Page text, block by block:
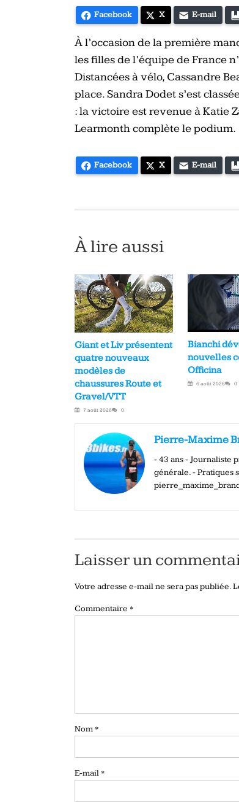
vélo
et
triathlon
Facebook X E-mail
À l’occasion de la première
les filles de l’équipe de France
Distancées à vélo, Cassandre
place. Sandra Dodet s’est
: la victoire est revenue à Katie
Learmonth complète le podium.
Facebook X E-mail
À lire aussi
Giant et Liv présentent
quatre nouveaux
modèles de
chaussures Route et
Gravel/VTT
7 août 2026 0
Bianchi
nouvelles
Officina
6 août 2026 0
Pierre-Maxime
- 43 ans - Journaliste
générale. - Pratiques
Laisser un
Votre adresse e-mail ne sera pas publiée.
Commentaire *
Nom *
E-mail *